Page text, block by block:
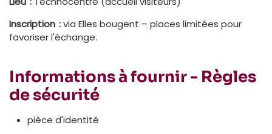
Inscription :via Elles bougent – places limitées pour
favoriser l'échange.
Informations à fournir - Règles
de sécurité
pièce d'identité